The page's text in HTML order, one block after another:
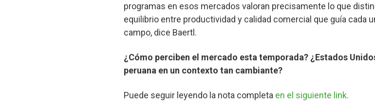
programas en esos mercados valoran precisamente lo que
equilibrio entre productividad y calidad comercial que guía cada
campo, dice Baertl.
¿Cómo perciben el mercado esta temporada? ¿Estados
peruana en un contexto tan cambiante?
Puede seguir leyendo la nota completa en el siguiente link.